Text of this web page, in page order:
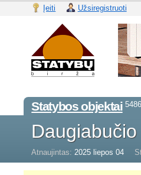
Įeiti Užsiregistruoti
Statybos objektai
Atnaujintas: 2025 liepos 04